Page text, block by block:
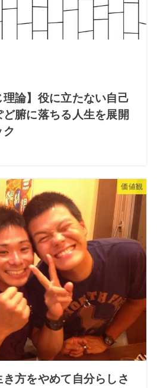
理論】役に立たない自己
腑に落ちる人生を展開
ク
価値観
方をやめて自分らしさ